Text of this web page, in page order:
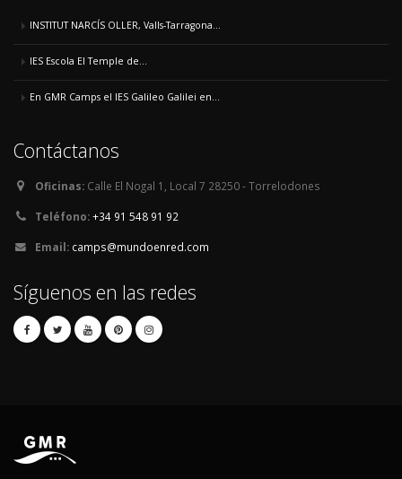
INSTITUT NARCÍS OLLER, Valls-Tarragona...
IES Escola El Temple de...
En GMR Camps el IES Galileo Galilei en...
Contáctanos
Oficinas: Calle El Nogal 1, Local 7 28250 - Torrelodones
Teléfono:+34 91 548 91 92
Email: camps@mundoenred.com
Síguenos en las redes